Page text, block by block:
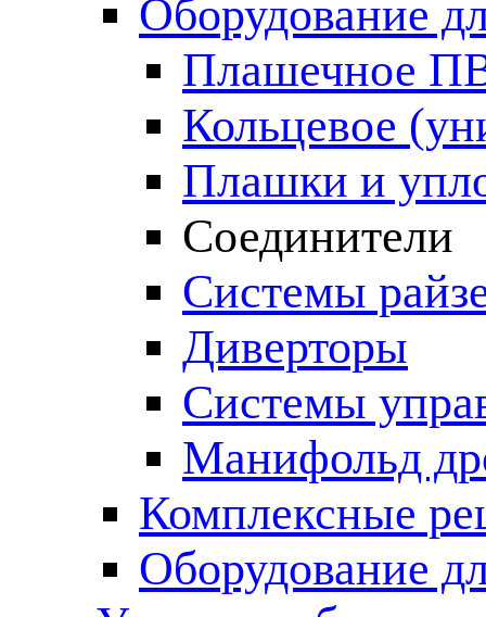
Оборудование
Плашечное
Кольцевое
Плашки и
Соединители
Системы
Диверторы
Системы
Манифольд
Комплексные
Оборудование